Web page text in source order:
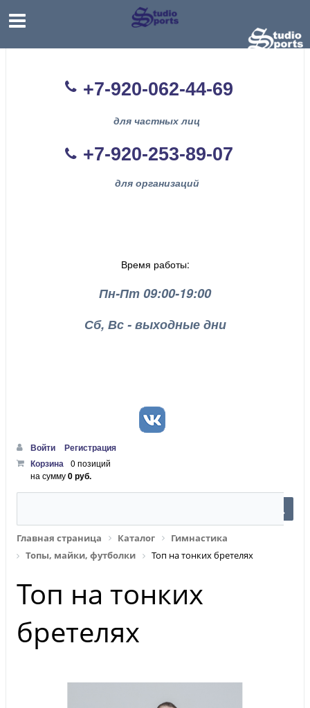
+7-920-062-44-69
для частных лиц
+7-920-253-89-07
для организаций
Время работы:
Пн-Пт 09:00-19:00
Сб, Вс - выходные дни
Войти
Регистрация
Корзина 0 позиций
на сумму0 руб.
Главная страница Каталог
Гимнастика
Топы, майки, футболки
Топ на тонких бретелях
Топ на тонких
бретелях